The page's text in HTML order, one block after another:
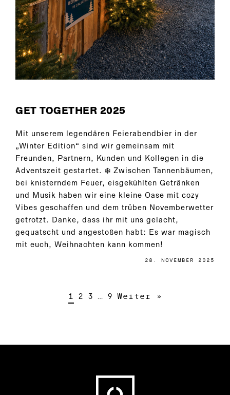
GET TOGETHER 2025
Mit unserem legendären Feierabendbier in der
„Winter Edition“ sind wir gemeinsam mit
Freunden, Partnern, Kunden und Kollegen in die
Adventszeit gestartet. ❄️ Zwischen Tannenbäumen,
bei knisterndem Feuer, eisgekühlten Getränken
und Musik haben wir eine kleine Oase mit cozy
Vibes geschaffen und dem trüben Novemberwetter
getrotzt. Danke, dass ihr mit uns gelacht,
gequatscht und angestoßen habt: Es war magisch
mit euch, Weihnachten kann kommen!
28. NOVEMBER 2025
1 2 3 9 Weiter »